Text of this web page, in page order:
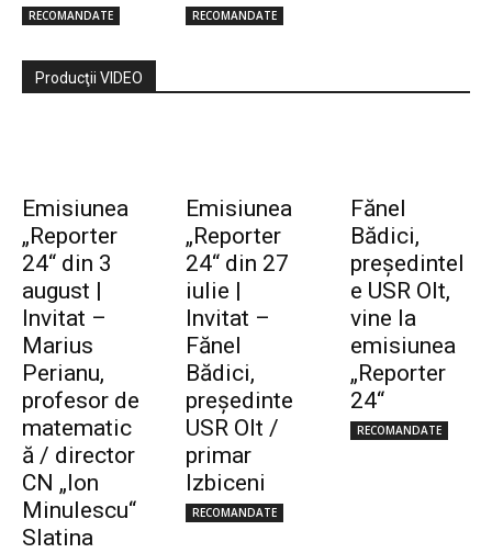
RECOMANDATE RECOMANDATE
Producţii VIDEO
Emisiunea
„Reporter
24“ din 3
august |
Invitat –
Marius
Perianu,
profesor de
matematic
ă / director
CN „Ion
Minulescu“
Slatina
Emisiunea
„Reporter
24“ din 27
iulie |
Invitat –
Fănel
Bădici,
preşedinte
USR Olt /
primar
Izbiceni
RECOMANDATE
Fănel
Bădici,
preşedintel
e USR Olt,
vine la
emisiunea
„Reporter
24“
RECOMANDATE